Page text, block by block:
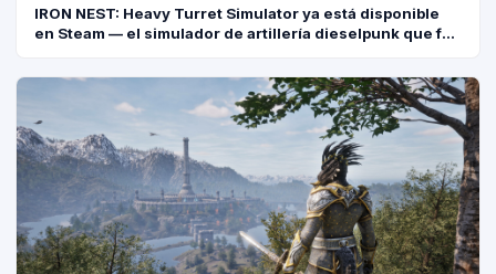
GEARS OF
GAMING NEWS ·
IRON NEST: Heavy Turret Simulator ya está disponible
en Steam — el simulador de artillería dieselpunk que fue